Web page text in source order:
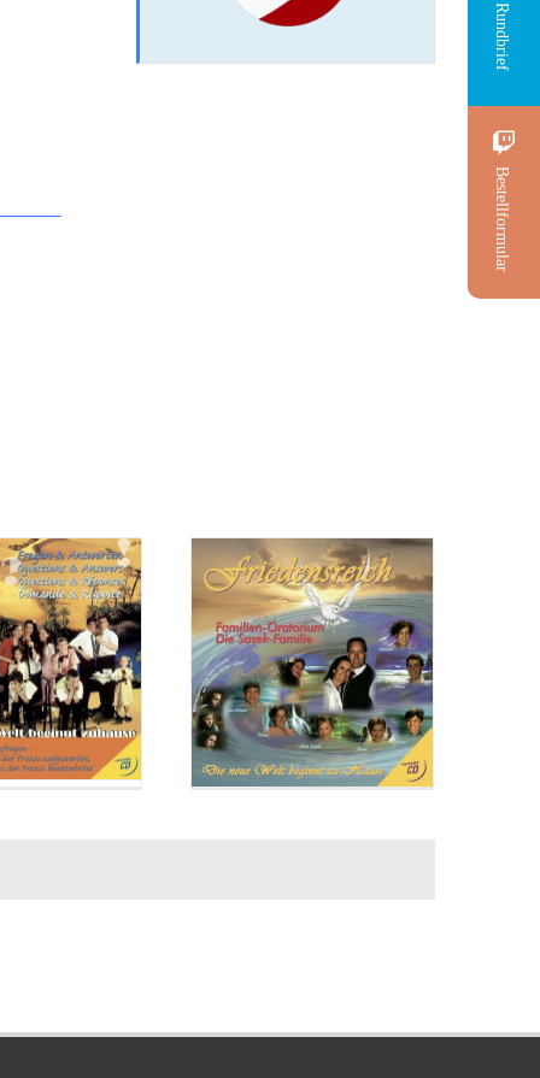
Rundbrief
Bestellformular